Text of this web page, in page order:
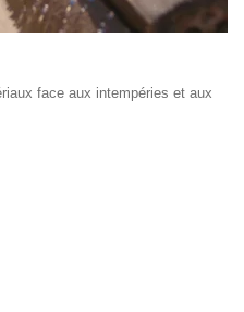
face aux intempéries et aux